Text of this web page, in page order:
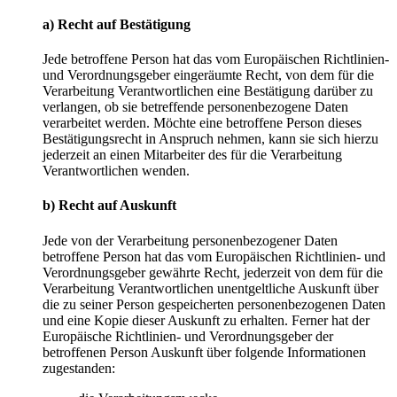
a) Recht auf Bestätigung
Jede betroffene Person hat das vom Europäischen Richtlinien-
und Verordnungsgeber eingeräumte Recht, von dem für die
Verarbeitung Verantwortlichen eine Bestätigung darüber zu
verlangen, ob sie betreffende personenbezogene Daten
verarbeitet werden. Möchte eine betroffene Person dieses
Bestätigungsrecht in Anspruch nehmen, kann sie sich hierzu
jederzeit an einen Mitarbeiter des für die Verarbeitung
Verantwortlichen wenden.
b) Recht auf Auskunft
Jede von der Verarbeitung personenbezogener Daten
betroffene Person hat das vom Europäischen Richtlinien- und
Verordnungsgeber gewährte Recht, jederzeit von dem für die
Verarbeitung Verantwortlichen unentgeltliche Auskunft über
die zu seiner Person gespeicherten personenbezogenen Daten
und eine Kopie dieser Auskunft zu erhalten. Ferner hat der
Europäische Richtlinien- und Verordnungsgeber der
betroffenen Person Auskunft über folgende Informationen
zugestanden: